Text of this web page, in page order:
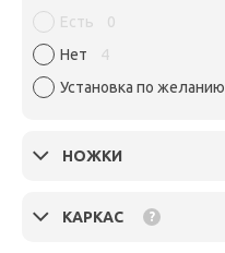
Есть
0
Нет
4
Установка по желанию
НОЖКИ
КАРКАС ?